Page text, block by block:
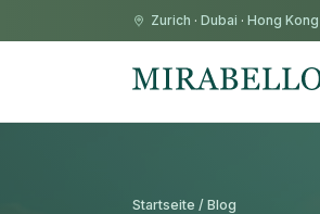
Zurich · Dubai · Hong Kong
Startseite / Blog